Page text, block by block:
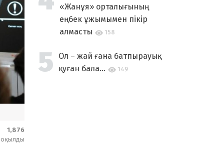
1,876
оқылды
«Жанұя» орталығының
еңбек ұжымымен пікір
алмасты
158
Ол – жай ғана батпырауық
қуған бала...
149